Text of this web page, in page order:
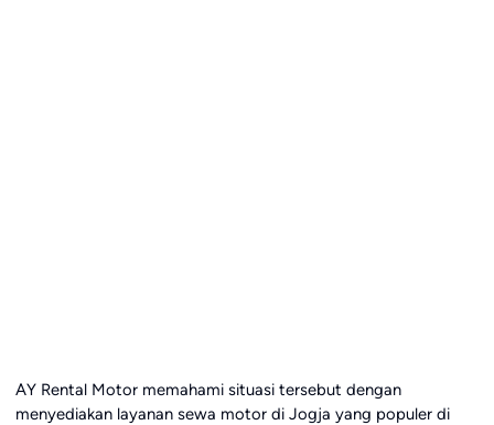
AY Rental Motor memahami situasi tersebut dengan
menyediakan layanan sewa motor di Jogja yang populer di